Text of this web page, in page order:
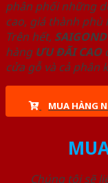
phân phối những
cao, giá thành phù
Trên hết,
hàng ƯU ĐÃI CAO
cửa gỗ và cả phân
MUA HÀNG
Chúng tôi sẽ